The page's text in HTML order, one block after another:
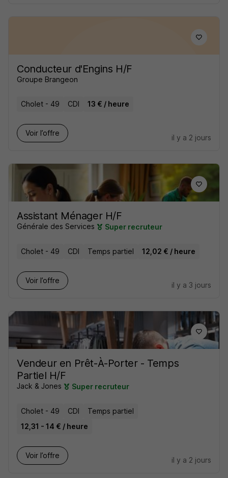
Conducteur d'Engins H/F
Groupe Brangeon
Cholet - 49 CDI 13 € / heure
Voir l’offre
il y a 2 jours
Assistant Ménager H/F
Générale des Services Super recruteur
Cholet - 49 CDI Temps partiel 12,02 € / heure
Voir l’offre
il y a 3 jours
Vendeur en Prêt-À-Porter - Temps
Partiel H/F
Jack & Jones Super recruteur
Cholet - 49 CDI
Temps partiel
12,31 - 14 € / heure
Voir l’offre
il y a 2 jours